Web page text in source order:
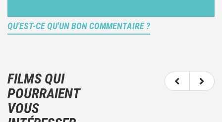
QU'EST-CE QU'UN BON COMMENTAIRE ?
votre ressenti (et donc subjectif) du film.
N'hésitez pas à décrire clairement vos émotions
plutôt qu'à décrire le film.
Et, attention à ne pas dévoiler d'éléments de
FILMS QUI
POURRAIENT
VOUS